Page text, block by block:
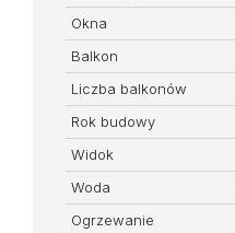
Okna
Balkon
Liczba balkonów
Rok budowy
Widok
Woda
Ogrzewanie